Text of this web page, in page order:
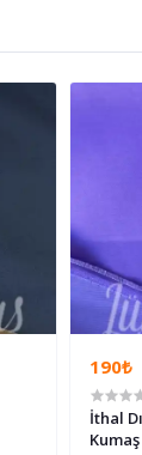
190₺
İthal
Kumaş